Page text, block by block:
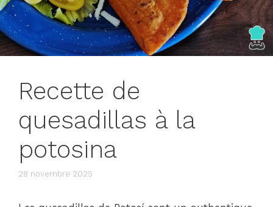
Recette de
quesadillas à la
potosina
28 novembre 2025